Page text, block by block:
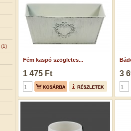
(1)
Fém kaspó szögletes...
1 475 Ft 3